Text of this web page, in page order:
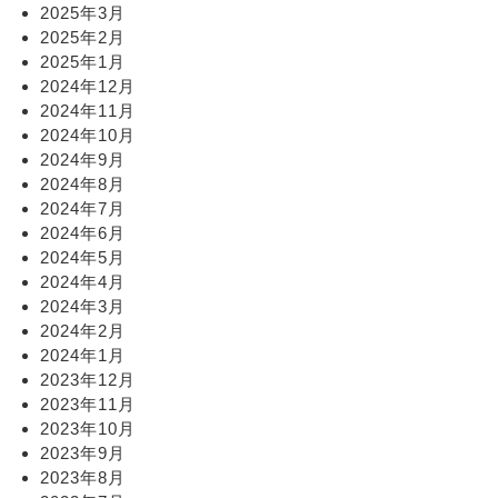
2025年3月
2025年2月
2025年1月
2024年12月
2024年11月
2024年10月
2024年9月
2024年8月
2024年7月
2024年6月
2024年5月
2024年4月
2024年3月
2024年2月
2024年1月
2023年12月
2023年11月
2023年10月
2023年9月
2023年8月